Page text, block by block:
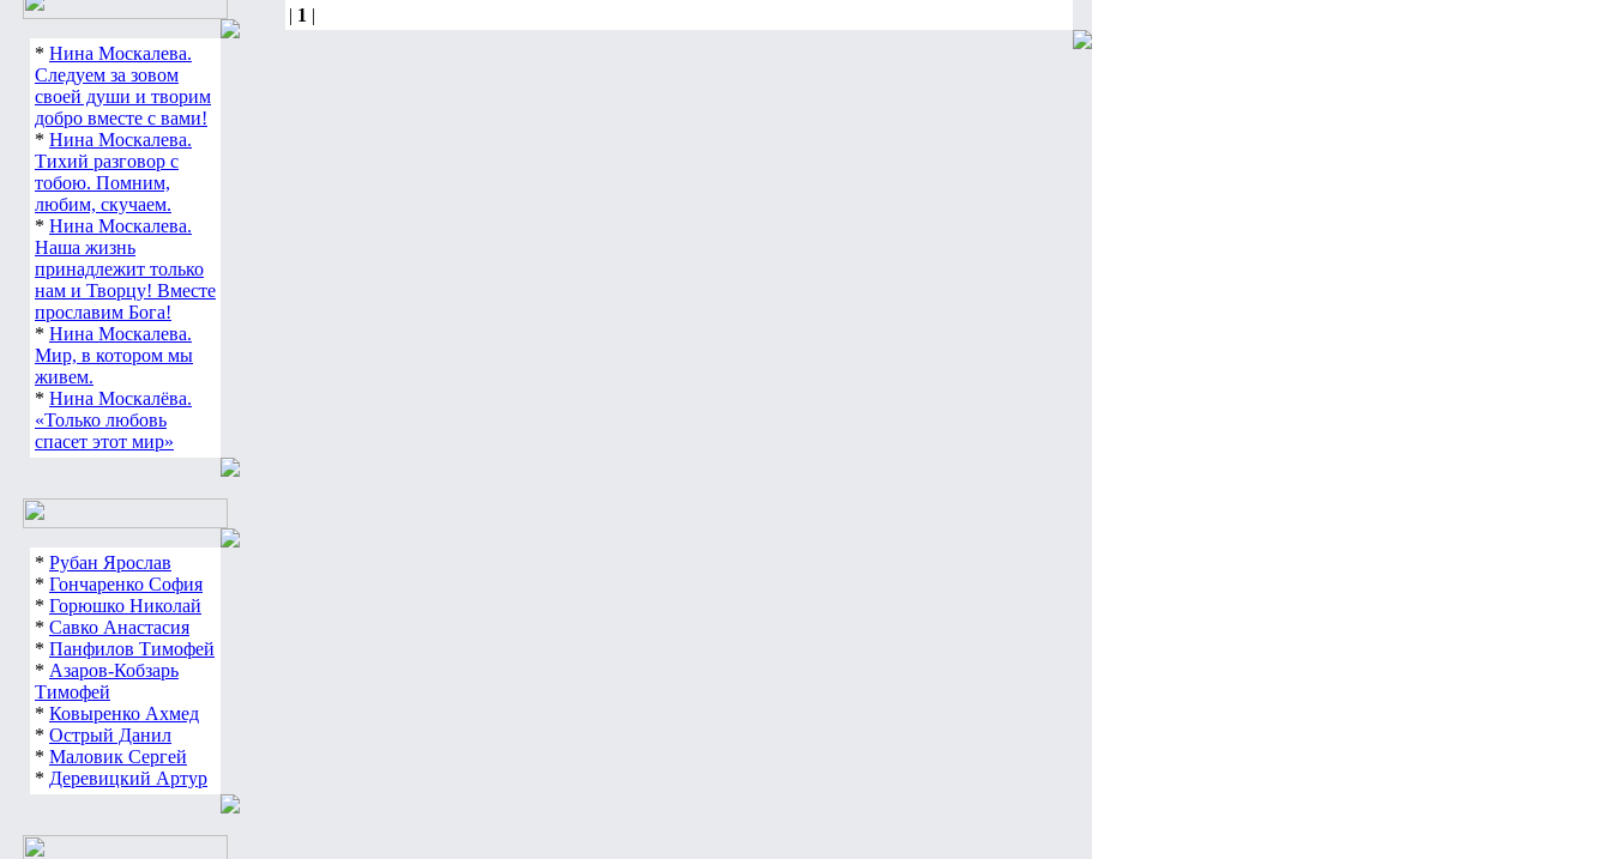
* Нина Москалева.
Следуем за зовом
своей души и творим
добро вместе с вами!
* Нина Москалева.
Тихий разговор с
тобою. Помним,
любим, скучаем.
* Нина Москалева.
Наша жизнь
принадлежит только
нам и Творцу! Вместе
прославим Бога!
* Нина Москалева.
Мир, в котором мы
живем.
* Нина Москалёва.
«Только любовь
спасет этот мир»
* Рубан Ярослав
* Гончаренко София
* Горюшко Николай
* Савко Анастасия
* Панфилов Тимофей
* Азаров-Кобзарь
Тимофей
* Ковыренко Ахмед
* Острый Данил
* Маловик Сергей
* Деревицкий Артур
| 1 |